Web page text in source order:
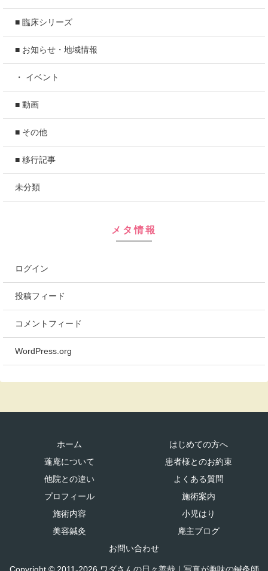
■ 臨床シリーズ
■ お知らせ・地域情報
・ イベント
■ 動画
■ その他
■ 移行記事
未分類
メタ情報
ログイン
投稿フィード
コメントフィード
WordPress.org
ホーム
はじめての方へ
蓬庵について
患者様とのお約束
他院との違い
よくある質問
プロフィール
施術案内
施術内容
小児はり
美容鍼灸
庵主ブログ
お問い合わせ
Copyright © 2011-2026 ワダさんの日々善哉｜写真が趣味の鍼灸師